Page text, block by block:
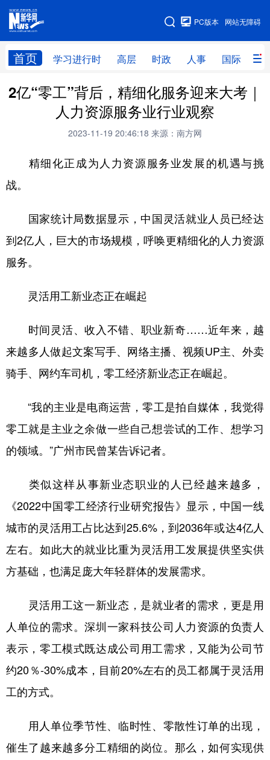
网站无障碍
PC版本
首页 学习进行时 高层 时政 人事 国际 财
网站地图
学习进行时 高层 时政 人事
财经 网评
全球连线
科技 科创 量子 体育
访谈 视频 图片 政务
法律 中央文件 金融 汽车
学术中国 乡村振兴
彩票 娱乐 时尚 悦读
公益 一带一路 亚太网 上市公司
地方频道
辽宁 吉林 上海 江苏
山东 河南 湖北 湖南
广东 广西 海南
陕西 甘肃 青海 宁夏
新疆 内蒙古 黑龙江
多语种频道
English Español Français عربى
Русский язык 日本語 한국어
2亿“零工”背后，精细化服务迎来大考｜
人力资源服务业行业观察
2023-11-19 20:46:18 来源：南方网
精细化正成为人力资源服务业发展的机遇与挑
战。
国家统计局数据显示，中国灵活就业人员已经达
到2亿人，巨大的市场规模，呼唤更精细化的人力资源
服务。
灵活用工新业态正在崛起
时间灵活、收入不错、职业新奇……近年来，越
来越多人做起文案写手、网络主播、视频UP主、外卖
骑手、网约车司机，零工经济新业态正在崛起。
“我的主业是电商运营，零工是拍自媒体，我觉得
零工就是主业之余做一些自己想尝试的工作、想学习
的领域。”广州市民曾某告诉记者。
类似这样从事新业态职业的人已经越来越多，
《2022中国零工经济行业研究报告》显示，中国一线
城市的灵活用工占比达到25.6%，到2036年或达4亿人
左右。如此大的就业比重为灵活用工发展提供坚实供
方基础，也满足庞大年轻群体的发展需求。
灵活用工这一新业态，是就业者的需求，更是用
人单位的需求。深圳一家科技公司人力资源的负责人
表示，零工模式既达成公司用工需求，又能为公司节
约20％-30%成本，目前20%左右的员工都属于灵活用
工的方式。
用人单位季节性、临时性、零散性订单的出现，
催生了越来越多分工精细的岗位。那么，如何实现供